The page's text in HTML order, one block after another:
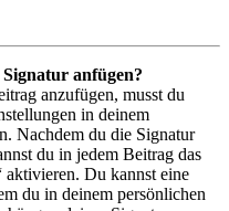
anfügen?
anzufügen, musst du
in deinem
Nachdem du die Signatur
du in jedem Beitrag das
aktivieren. Du kannst eine
du in deinem persönlichen